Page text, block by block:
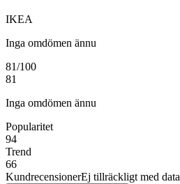
IKEA
Inga omdömen ännu
81/100
81
Inga omdömen ännu
Popularitet
94
Trend
66
KundrecensionerEj tillräckligt med data